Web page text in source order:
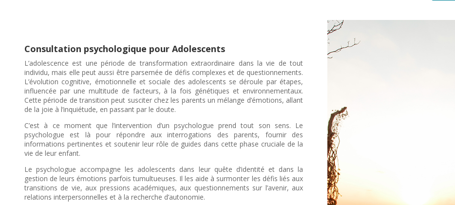
Consultation psychologique pour Adolescents
L’adolescence est une période de transformation extraordinaire dans la vie de tout
individu, mais elle peut aussi être parsemée de défis complexes et de questionnements.
L’évolution cognitive, émotionnelle et sociale des adolescents se déroule par étapes,
influencée par une multitude de facteurs, à la fois génétiques et environnementaux.
Cette période de transition peut susciter chez les parents un mélange d’émotions, allant
de la joie à l’inquiétude, en passant par le doute.
C’est à ce moment que l’intervention d’un psychologue prend tout son sens. Le
psychologue est là pour répondre aux interrogations des parents, fournir des
informations pertinentes et soutenir leur rôle de guides dans cette phase cruciale de la
vie de leur enfant.
Le psychologue accompagne les adolescents dans leur quête d’identité et dans la
gestion de leurs émotions parfois tumultueuses. Il les aide à surmonter les défis liés aux
transitions de vie, aux pressions académiques, aux questionnements sur l’avenir, aux
relations interpersonnelles et à la recherche d’autonomie.